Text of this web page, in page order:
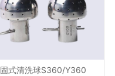
固式清洗球S360/Y360